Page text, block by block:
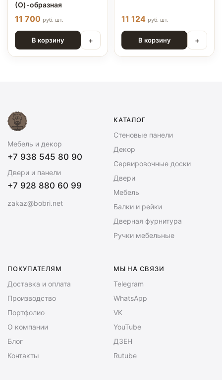
(О)-образная
11 700 руб. шт.
В корзину +
11 124 руб. шт.
В корзину +
Мебель и декор
+7 938 545 80 90
Двери и панели
+7 928 880 60 99
zakaz@bobri.net
КАТАЛОГ
Стеновые панели
Декор
Сервировочные доски
Двери
Мебель
Балки и рейки
Дверная фурнитура
Ручки мебельные
ПОКУПАТЕЛЯМ
Доставка и оплата
Производство
Портфолио
О компании
Блог
Контакты
МЫ НА СВЯЗИ
Telegram
WhatsApp
VK
YouTube
ДЗЕН
Rutube